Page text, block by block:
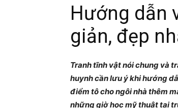
Hướng dẫn
giản, đẹp
Tranh tĩnh vật nói chung và
huynh cần lưu ý khi hướng
điểm tô cho ngôi nhà thêm
những giờ học mỹ thuật tại